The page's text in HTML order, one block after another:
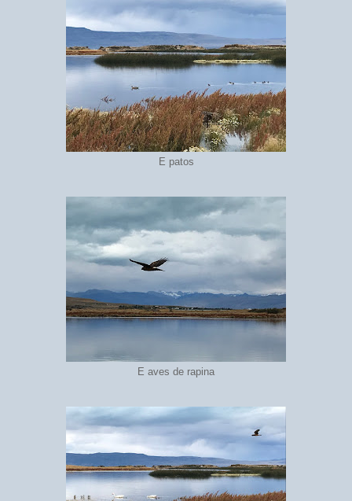
E patos
E aves de rapina